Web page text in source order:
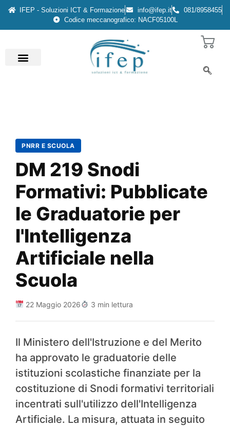
IFEP - Soluzioni ICT & Formazione info@ifep.it
081/8958455
Codice meccanografico: NACF05100L
PNRR E SCUOLA
DM 219 Snodi
Formativi: Pubblicate
le Graduatorie per
l'Intelligenza
Artificiale nella
Scuola
22 Maggio 2026 3 min lettura
Il Ministero dell'Istruzione e del Merito
ha approvato le graduatorie delle
istituzioni scolastiche finanziate per la
costituzione di Snodi formativi territoriali
incentrati sull'utilizzo dell'Intelligenza
Artificiale. La misura, attuata in seguito